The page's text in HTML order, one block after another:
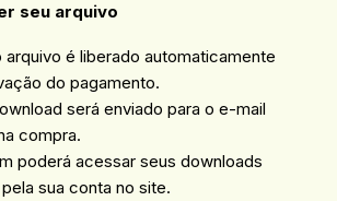
seu arquivo
arquivo é liberado automaticamente
do pagamento.
será enviado para o e-mail
compra.
poderá acessar seus downloads
sua conta no site.